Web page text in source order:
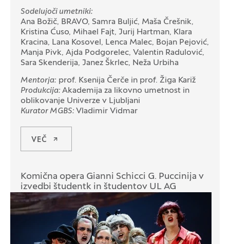
Sodelujoči umetniki:
Ana Božič, BRAVO, Samra Buljić, Maša Črešnik,
Kristina Ćuso, Mihael Fajt, Jurij Hartman, Klara
Kracina, Lana Kosovel, Lenca Malec, Bojan Pejović,
Manja Pivk, Ajda Podgorelec, Valentin Radulović,
Sara Skenderija, Janez Škrlec, Neža Urbiha
Mentorja: prof. Ksenija Čerče in prof. Žiga Kariž
Produkcija: Akademija za likovno umetnost in
oblikovanje Univerze v Ljubljani
Kurator MGBS: Vladimir Vidmar
VEČ
Komična opera Gianni Schicci G. Puccinija v
izvedbi študentk in študentov UL AG